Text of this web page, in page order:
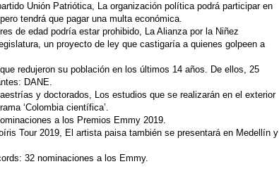
Unión Patriótica, La organización política podrá participar en
tendrá que pagar una multa económica.
de edad podría estar prohibido, La Alianza por la Niñez
un proyecto de ley que castigaría a quienes golpeen a
redujeron su población en los últimos 14 años. De ellos, 25
DANE.
y doctorados, Los estudios que se realizarán en el exterior
‘Colombia científica’.
a los Premios Emmy 2019.
Tour 2019, El artista paisa también se presentará en Medellín y
32 nominaciones a los Emmy.